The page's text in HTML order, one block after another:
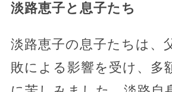
淡路恵子と息子たち
淡路恵子の息子たちは、
敗による影響を受け、多